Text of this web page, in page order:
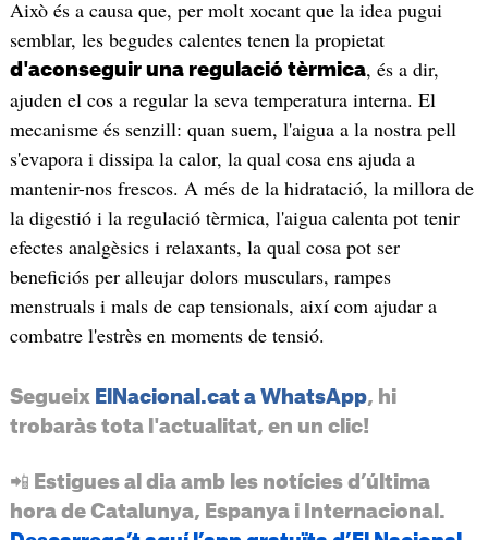
Això és a causa que, per molt xocant que la idea pugui
semblar, les begudes calentes tenen la propietat
d'aconseguir una regulació tèrmica, és a dir,
ajuden el cos a regular la seva temperatura interna. El
mecanisme és senzill: quan suem, l'aigua a la nostra pell
s'evapora i dissipa la calor, la qual cosa ens ajuda a
mantenir-nos frescos. A més de la hidratació, la millora de
la digestió i la regulació tèrmica, l'aigua calenta pot tenir
efectes analgèsics i relaxants, la qual cosa pot ser
beneficiós per alleujar dolors musculars, rampes
menstruals i mals de cap tensionals, així com ajudar a
combatre l'estrès en moments de tensió.
Segueix ElNacional.cat a WhatsApp, hi
trobaràs tota l'actualitat, en un clic!
📲 Estigues al dia amb les notícies d’última
hora de Catalunya, Espanya i Internacional.